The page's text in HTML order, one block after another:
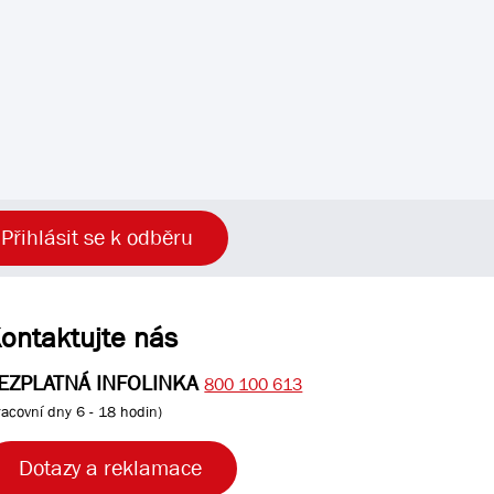
Přihlásit se k odběru
nás
INFOLINKA 800 100 613
dny 6 - 18 hodin)
Dotazy a reklamace